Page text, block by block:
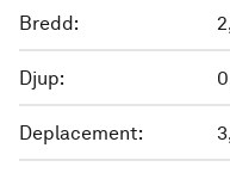
Bredd:
Djup:
Deplacement: